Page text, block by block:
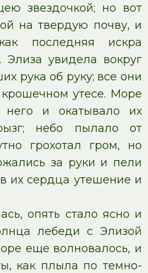
звездочкой; но вот
на твердую почву, и
последняя искра
Элиза увидела вокруг
рука об руку; все они
утесе. Море
и окатывало их
небо пылало от
грохотал гром, но
за руки и пели
их сердца утешение и
опять стало ясно и
лебеди с Элизой
еще волновалось, и
как плыла по темно-